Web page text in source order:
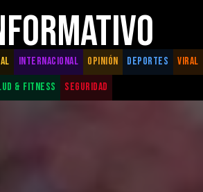
INTERNACIONAL OPINIÓN DEPORTES
VIRAL
& FITNESS
SEGURIDAD